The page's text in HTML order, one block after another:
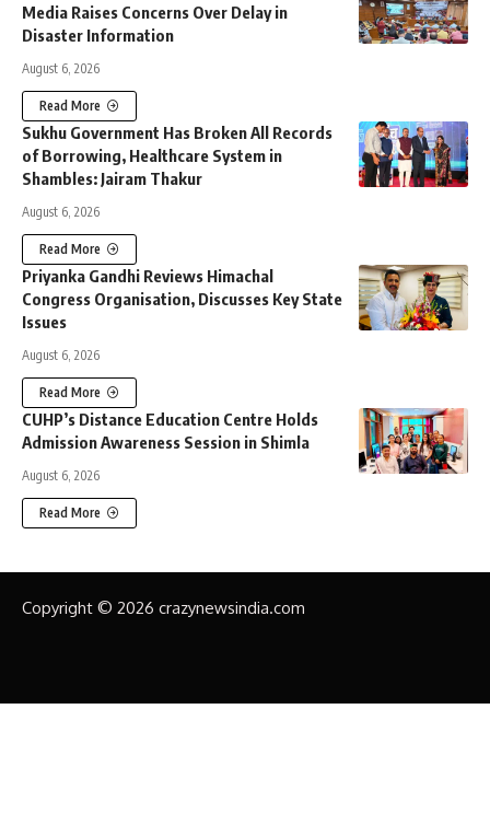
Media Raises Concerns Over Delay in
Disaster Information
August 6, 2026
Read More
Sukhu Government Has Broken All Records
of Borrowing, Healthcare System in
Shambles: Jairam Thakur
August 6, 2026
Read More
Priyanka Gandhi Reviews Himachal
Congress Organisation, Discusses Key State
Issues
August 6, 2026
Read More
CUHP’s Distance Education Centre Holds
Admission Awareness Session in Shimla
August 6, 2026
Read More
Copyright © 2026 crazynewsindia.com